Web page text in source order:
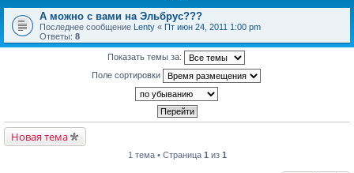
А можно с вами на Эльбрус???
Последнее сообщение Lenty « Пт июн 24, 2011 1:00 pm
Ответы: 8
Показать темы за:
Поле сортировки
Новая тема
1 тема • Страница 1 из 1